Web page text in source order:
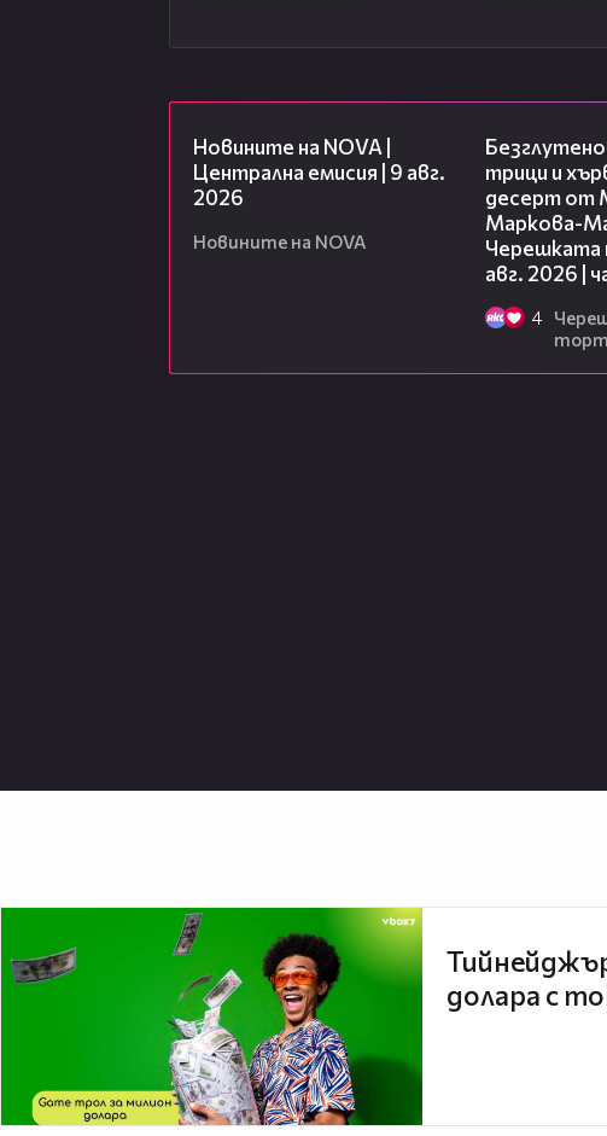
Новините на NOVA |
Централна емисия | 9 авг.
2026
Новините на NOVA
трици и
десерт от
Маркова-
Черешката
авг. 2026 |
4
долара с